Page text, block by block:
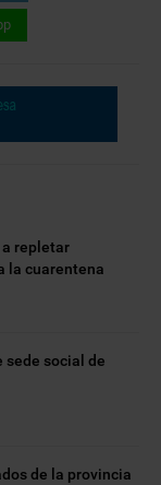
repletar
la cuarentena
sede social de
de la provincia